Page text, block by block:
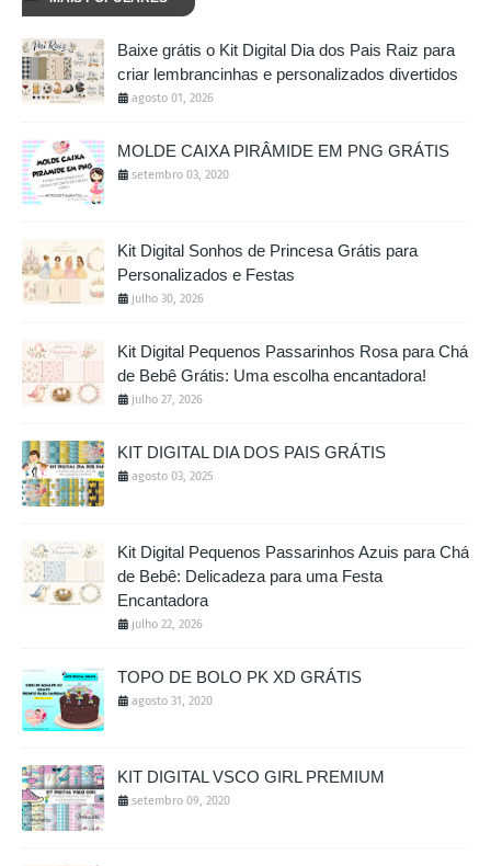
Baixe grátis o Kit Digital Dia dos Pais Raiz para
criar lembrancinhas e personalizados divertidos
agosto 01, 2026
MOLDE CAIXA PIRÂMIDE EM PNG GRÁTIS
setembro 03, 2020
Kit Digital Sonhos de Princesa Grátis para
Personalizados e Festas
julho 30, 2026
Kit Digital Pequenos Passarinhos Rosa para Chá
de Bebê Grátis: Uma escolha encantadora!
julho 27, 2026
KIT DIGITAL DIA DOS PAIS GRÁTIS
agosto 03, 2025
Kit Digital Pequenos Passarinhos Azuis para Chá
de Bebê: Delicadeza para uma Festa
Encantadora
julho 22, 2026
TOPO DE BOLO PK XD GRÁTIS
agosto 31, 2020
KIT DIGITAL VSCO GIRL PREMIUM
setembro 09, 2020